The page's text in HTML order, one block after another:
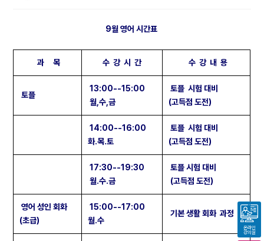
9월 영어 시간표
과 목 수 강 시 간 수 강 내 용
토플
13:00--15:00
월,수,금
토플 시험 대비
(고득점 도전)
14:00--16:00
화.목.토
토플 시험 대비
(고득점 도전)
17:30--19:30
월.수.금
토플 시험 대비
(고득점 도전)
영어 성인 회화
(초급)
15:00--17:00
월.수
기본 생활 회화 과정
온라인
강의실